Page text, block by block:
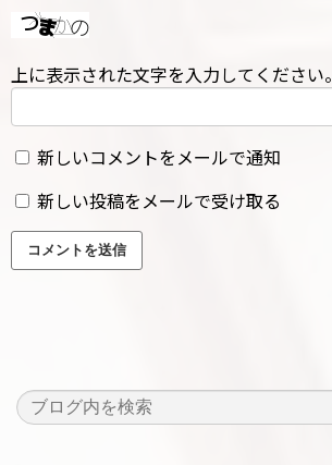
上に表示された文字を入力してください。
新しいコメントをメールで通知
新しい投稿をメールで受け取る